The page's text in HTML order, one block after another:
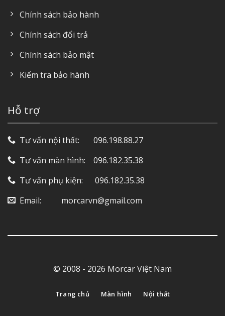
Chính sách bảo hành
Chính sách đổi trả
Chính sách bảo mật
Kiểm tra bảo hành
Hỗ trợ
Tư vấn nội thất: ‎ ‎ ‎ ‎ ‎ ‎ 096.198.88.27
Tư vấn màn hình: ‎ ‎ ‎ 096.182.35.38
Tư vấn phụ kiện: ‎ ‎ ‎ ‎‎ ‎ 096.182.35.38
Email: ‎ ‎ ‎ ‎ ‎ ‎ ‎ ‎ ‎ morcarvn@gmail.com
© 2008 - 2026 Morcar Việt Nam
Trang chủ Màn hình Nội thất